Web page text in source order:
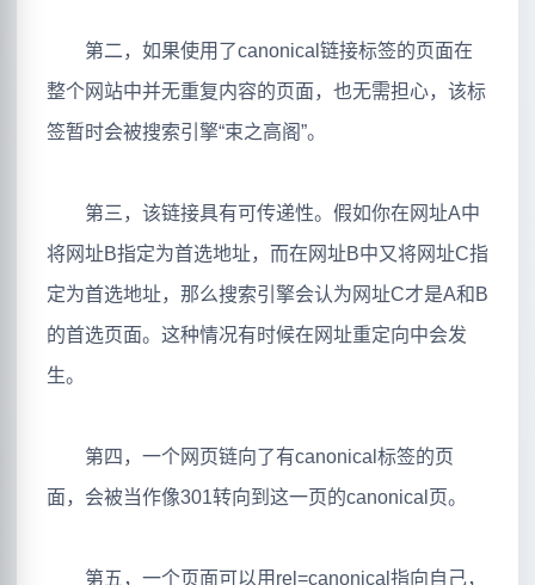
第二，如果使用了canonical链接标签的页面在
整个网站中并无重复内容的页面，也无需担心，该标
签暂时会被搜索引擎“束之高阁”。
第三，该链接具有可传递性。假如你在网址A中
将网址B指定为首选地址，而在网址B中又将网址C指
定为首选地址，那么搜索引擎会认为网址C才是A和B
的首选页面。这种情况有时候在网址重定向中会发
生。
第四，一个网页链向了有canonical标签的页
面，会被当作像301转向到这一页的canonical页。
第五，一个页面可以用rel=canonical指向自己，